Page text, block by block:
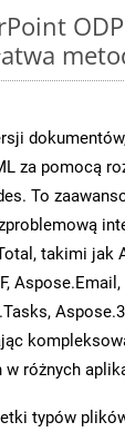
za pomocą
To
takimi jak
Aspose.Email,
różnych
typów